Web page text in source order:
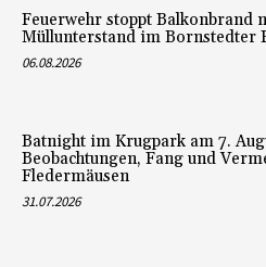
Feuerwehr stoppt Balkonbrand
Müllunterstand im Bornstedter
06.08.2026
Batnight im Krugpark am 7.
Beobachtungen, Fang und
Fledermäusen
31.07.2026